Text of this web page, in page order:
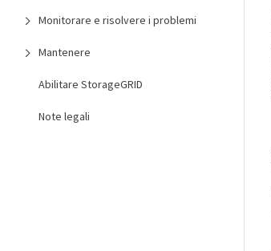
Monitorare e risolvere i problemi
Mantenere
Abilitare StorageGRID
Note legali